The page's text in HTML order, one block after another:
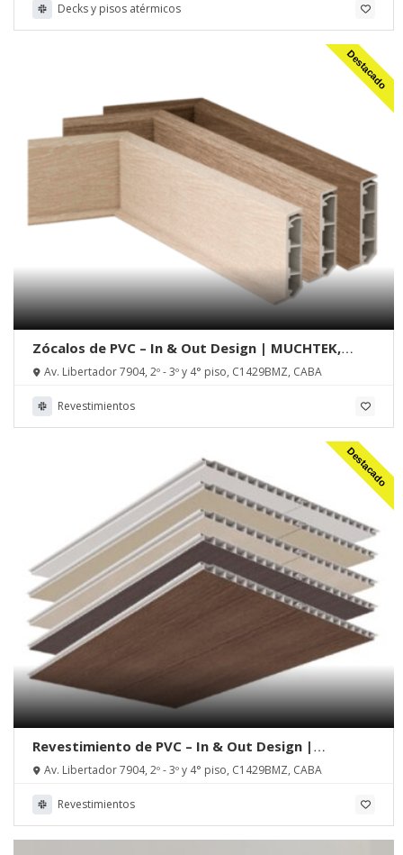
Decks y pisos atérmicos
Destacado
Zócalos de PVC – In & Out Design | MUCHTEK,
Tecnoperfiles Group
Av. Libertador 7904, 2º - 3º y 4° piso, C1429BMZ, CABA
Revestimientos
Destacado
Revestimiento de PVC – In & Out Design |
MUCHTEK, Tecnoperfiles Group
Av. Libertador 7904, 2º - 3º y 4° piso, C1429BMZ, CABA
Revestimientos